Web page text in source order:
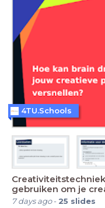
gebruiken om je
7 days ago- 25 slides
4TU.Schools